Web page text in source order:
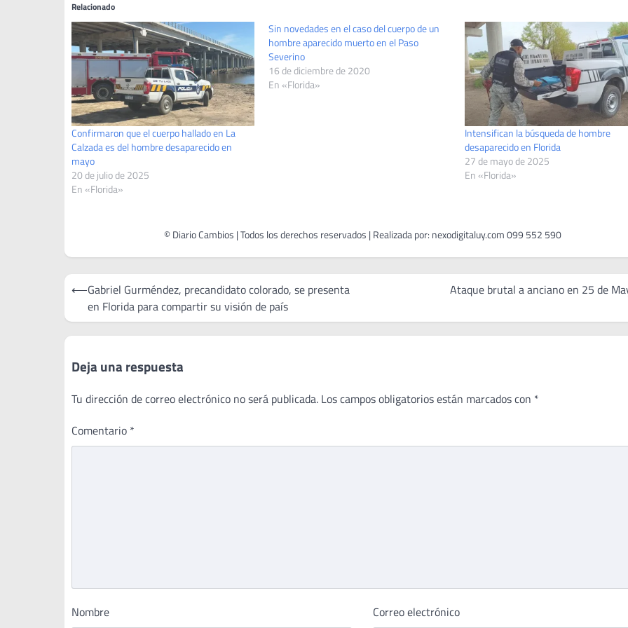
Relacionado
Confirmaron que el cuerpo hallado en La
Calzada es del hombre desaparecido en
mayo
20 de julio de 2025
En «Florida»
Sin novedades en el caso del cuerpo de un
hombre aparecido muerto en el Paso
Severino
16 de diciembre de 2020
En «Florida»
Intensifican la búsqueda de hombre
desaparecido en Florida
27 de mayo de 2025
En «Florida»
Navegación
entradas
⟵Gabriel Gurméndez, precandidato colorado, se presenta
en Florida para compartir su visión de país
Ataque brutal a anciano en 25 de
Deja una respuesta
Tu dirección de correo electrónico no será publicada. Los campos obligatorios están marcados con *
Comentario *
Nombre Correo electrónico